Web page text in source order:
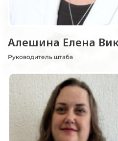
Алешина Елена
Руководитель штаба